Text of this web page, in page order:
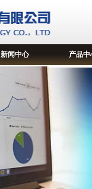
新闻中心 产品中